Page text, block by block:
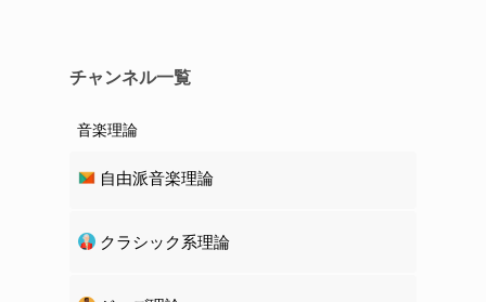
チャンネル一覧
音楽理論
自由派音楽理論
クラシック系理論